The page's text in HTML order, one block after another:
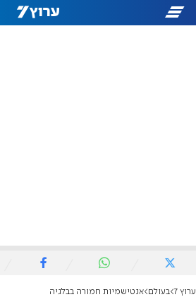
ערוץ 7 בעולם אנטישמיות חמורה בבלגיה